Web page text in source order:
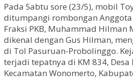
Pada Sabtu sore (23/5), mobil
ditumpangi rombongan Anggota
Fraksi PKB, Muhammad Hilman
dikenal dengan Gus Hilman,
di Tol Pasuruan-Probolinggo.
terjadi tepatnya di KM 834, Desa
Kecamatan Wonomerto,